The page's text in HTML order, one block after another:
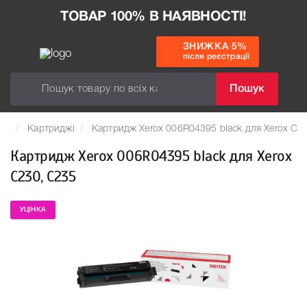
ТОВАР 100% В НАЯВНОСТІ!
Пошук
ЗНИЖКА 5%
після реєстрації
Картриджі Картридж Xerox 006R04395 black для Xerox
Картридж Xerox 006R04395 black для Xerox
C230, C235
УЦІНКА